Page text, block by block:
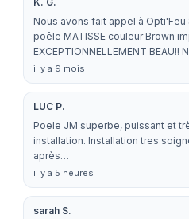
Nous avons fait appel à Opti'Feu
poêle MATISSE couleur Brown
EXCEPTIONNELLEMENT BEAU!!
il y a 9 mois
LUC P.
Poele JM superbe, puissant et
installation. Installation tres
après…
il y a 5 heures
sarah S.